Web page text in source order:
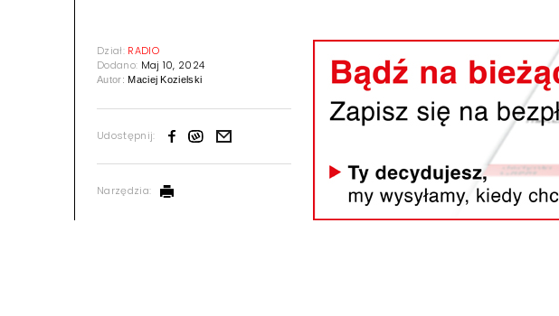
Dział: RADIO
Dodano: Maj 10, 2024
Autor:Maciej Kozielski
Udostępnij:
Narzędzia: